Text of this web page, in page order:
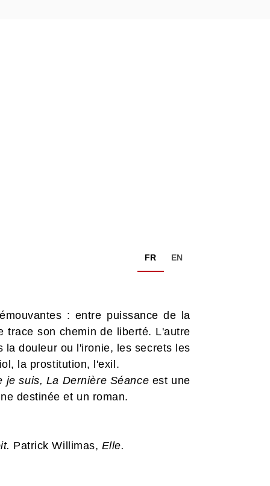
FR EN
: entre puissance de la
trace son chemin de liberté. L'autre
la douleur ou l'ironie, les secrets les
la prostitution, l'exil.
je suis, La Dernière Séance est une
destinée et un roman.
Patrick Willimas, Elle.